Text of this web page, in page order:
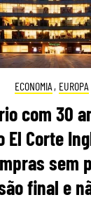
ECONOMIA , EUROPA
com 30
El Corte
sem
final e